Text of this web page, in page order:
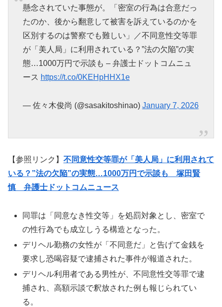
懸念されていた事態が。「密室の行為は合意だっ
たのか、後から翻意して被害を訴えているのかを
区別するのは警察でも難しい」／不同意性交等罪
が「美人局」に利用されている？”法の欠陥”の実
態…1000万円で示談も – 弁護士ドットコムニュ
ース https://t.co/0KEHpHHX1e
— 佐々木俊尚 (@sasakitoshinao) January 7, 2026
【参照リンク】 不同意性交等罪が「美人局」に利用されて
いる？”法の欠陥”の実態…1000万円で示談も 塚田賢
慎 弁護士ドットコムニュース
同罪は「同意なき性交等」を処罰対象とし、密室で
の性行為でも成立しうる構造となった。
デリヘル勤務の女性が「不同意だ」と告げて金銭を
要求し恐喝容疑で逮捕された事件が報道された。
デリヘル利用者である男性が、不同意性交等罪で逮
捕され、高額示談で釈放された例も報じられてい
る。